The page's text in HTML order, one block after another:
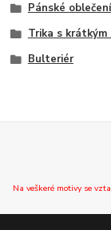
Pánské oblečení
Trika s krátkým
Bulteriér
Na veškeré motivy se